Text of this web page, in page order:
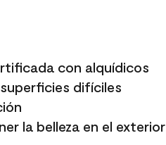
con alquídicos
difíciles
la belleza en el exterior